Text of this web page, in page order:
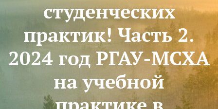
студенческих
практик! Часть 2.
2024 год РГАУ-МСХА
на учебной